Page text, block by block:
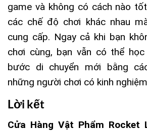
game và không có cách nào
các chế độ chơi khác nhau
cung cấp. Ngay cả khi bạn
chơi cùng, bạn vẫn có thể
bước di chuyển mới bằng
những người chơi có kinh
Lời kết
Cửa Hàng Vật Phẩm Rocket